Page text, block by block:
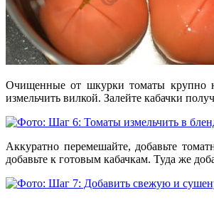
Очищенные от шкурки томаты крупно
измельчить вилкой. Залейте кабачки
Аккуратно перемешайте, добавьте
добавьте к готовым кабачкам. Туда же